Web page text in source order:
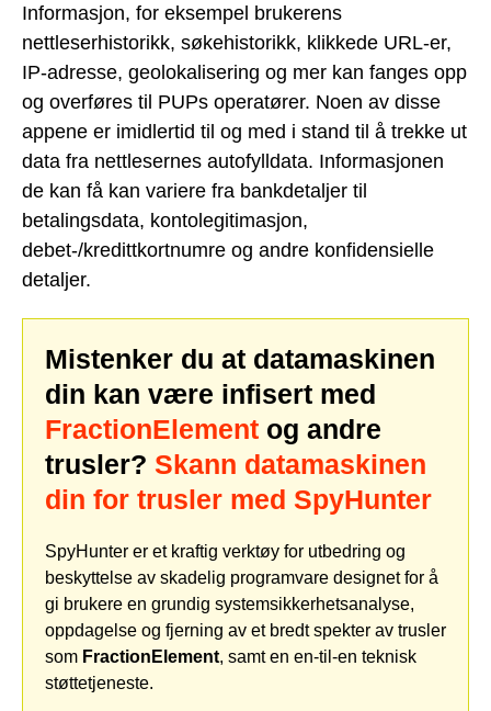
Informasjon, for eksempel brukerens
nettleserhistorikk, søkehistorikk, klikkede URL-er,
IP-adresse, geolokalisering og mer kan fanges opp
og overføres til PUPs operatører. Noen av disse
appene er imidlertid til og med i stand til å trekke ut
data fra nettlesernes autofylldata. Informasjonen
de kan få kan variere fra bankdetaljer til
betalingsdata, kontolegitimasjon,
debet-/kredittkortnumre og andre konfidensielle
detaljer.
Mistenker du at datamaskinen
din kan være infisert med
FractionElement og andre
trusler? Skann datamaskinen
din for trusler med SpyHunter
SpyHunter er et kraftig verktøy for utbedring og
beskyttelse av skadelig programvare designet for å
gi brukere en grundig systemsikkerhetsanalyse,
oppdagelse og fjerning av et bredt spekter av trusler
som FractionElement, samt en en-til-en teknisk
støttetjeneste.